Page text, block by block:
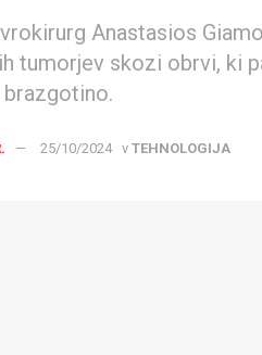
Anastasios
tumorjev skozi obrvi, ki
25/10/2024 v TEHNOLOGIJA